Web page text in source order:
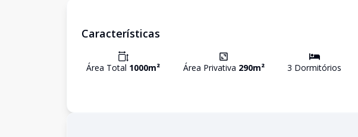
Características
Área Total 1000m² Área Privativa 290m² 3 Dormitórios